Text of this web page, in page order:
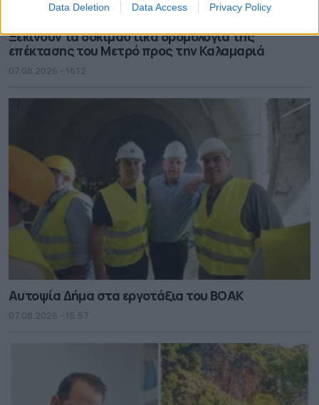
Data Deletion Data Access Privacy Policy
Ξεκινούν τα δοκιμαστικά δρομολόγια της
επέκτασης του Μετρό προς την Καλαμαριά
07.08.2026 - 16.12
Αυτοψία Δήμα στα εργοτάξια του ΒΟΑΚ
07.08.2026 - 15.57